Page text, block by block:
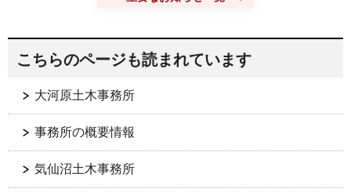
こちらのページも読まれています
大河原土木事務所
事務所の概要情報
気仙沼土木事務所